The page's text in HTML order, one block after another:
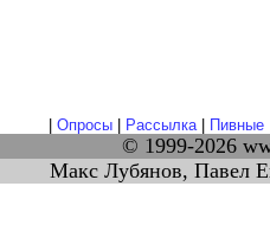
Опросы| Рассылка| Пивные
© 1999-2026
Макс Лубянов, Павел